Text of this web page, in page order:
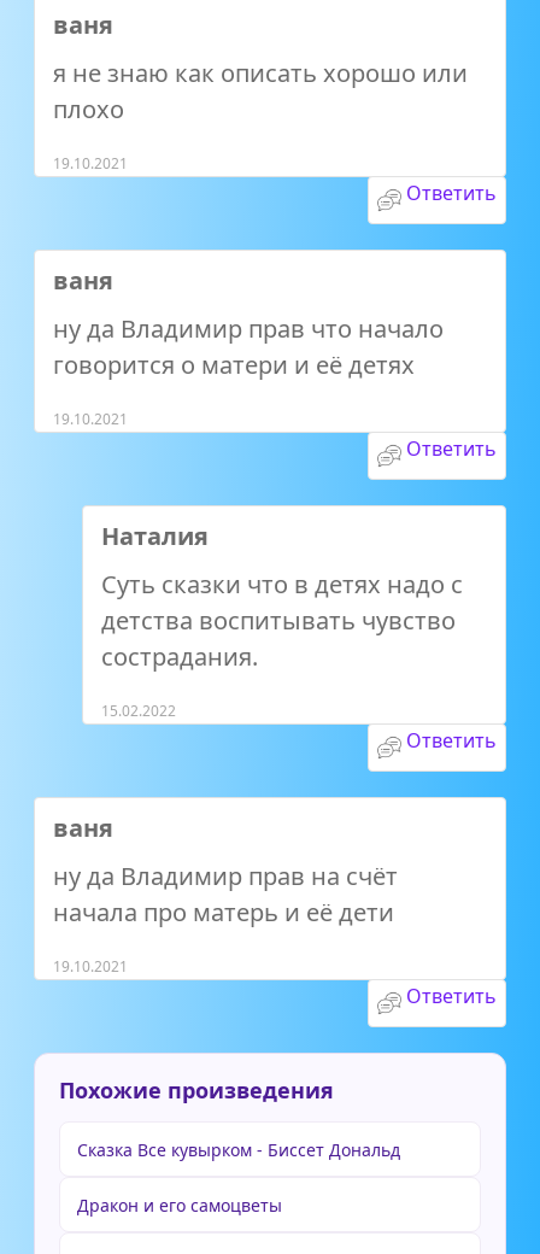
ваня
я не знаю как описать хорошо или
плохо
19.10.2021
Ответить
ваня
ну да Владимир прав что начало
говорится о матери и её детях
19.10.2021
Ответить
Наталия
Суть сказки что в детях надо с
детства воспитывать чувство
сострадания.
15.02.2022
Ответить
ваня
ну да Владимир прав на счёт
начала про матерь и её дети
19.10.2021
Ответить
Похожие произведения
Сказка Все кувырком - Биссет Дональд
Дракон и его самоцветы